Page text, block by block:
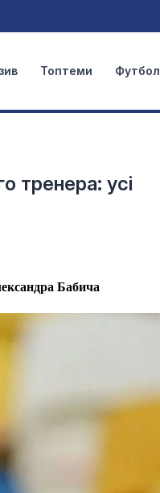
Топтеми Футбол
тренера: усі
Бабича